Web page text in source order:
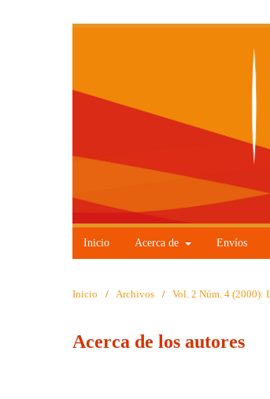
Inicio Acerca de Envíos
Inicio / Archivos / Vol. 2 Núm. 4 (2000):
Acerca de los autores